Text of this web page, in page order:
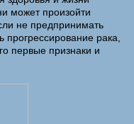
может произойти
не предпринимать
прогрессирование рака,
первые признаки и